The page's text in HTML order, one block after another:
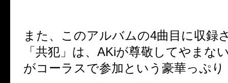
また、このアルバムの4曲目に収録
「共犯」は、 AKiが尊敬してやまな
がコーラスで参加という豪華っぷり